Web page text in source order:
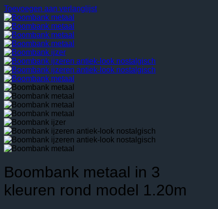
Toevoegen aan verlanglijst
Boombank metaal in 3
kleuren rond model 1.20m